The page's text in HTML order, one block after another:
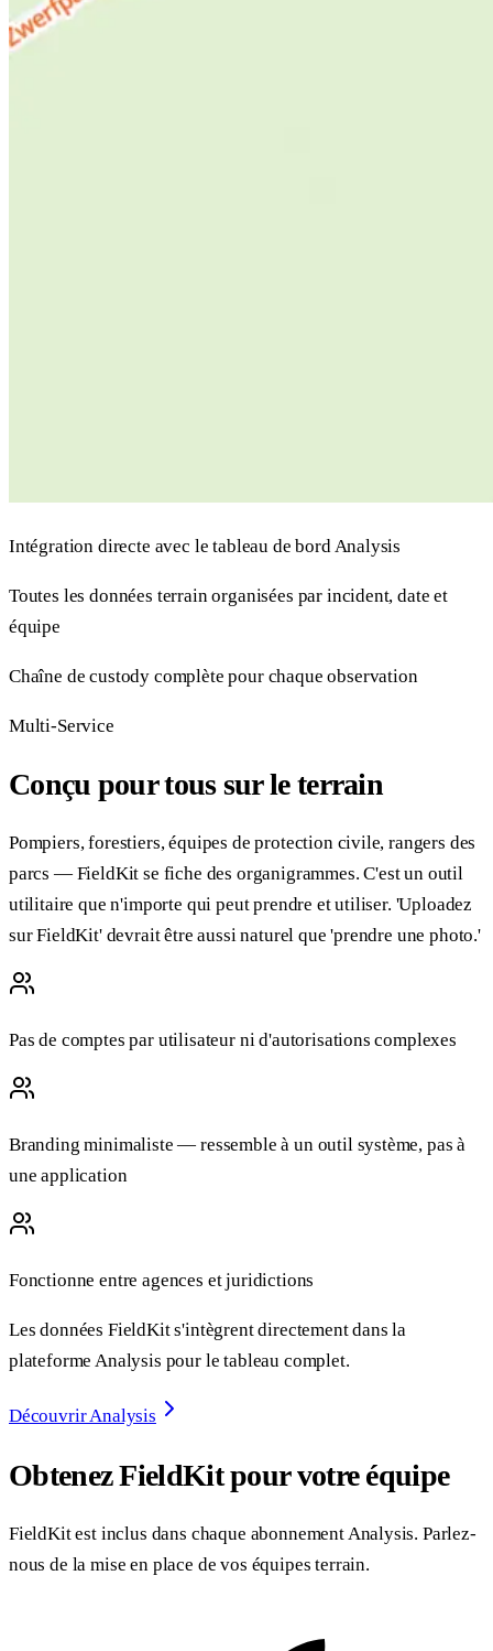
Intégration directe avec le tableau de bord Analysis
Toutes les données terrain organisées par incident, date et
équipe
Chaîne de custody complète pour chaque observation
Multi-Service
Conçu pour tous sur le terrain
Pompiers, forestiers, équipes de protection civile, rangers des
parcs — FieldKit se fiche des organigrammes. C'est un outil
utilitaire que n'importe qui peut prendre et utiliser. 'Uploadez
sur FieldKit' devrait être aussi naturel que 'prendre une photo.'
Pas de comptes par utilisateur ni d'autorisations complexes
Branding minimaliste — ressemble à un outil système, pas à
une application
Fonctionne entre agences et juridictions
Les données FieldKit s'intègrent directement dans la
plateforme Analysis pour le tableau complet.
Découvrir Analysis
Obtenez FieldKit pour votre équipe
FieldKit est inclus dans chaque abonnement Analysis. Parlez-
nous de la mise en place de vos équipes terrain.